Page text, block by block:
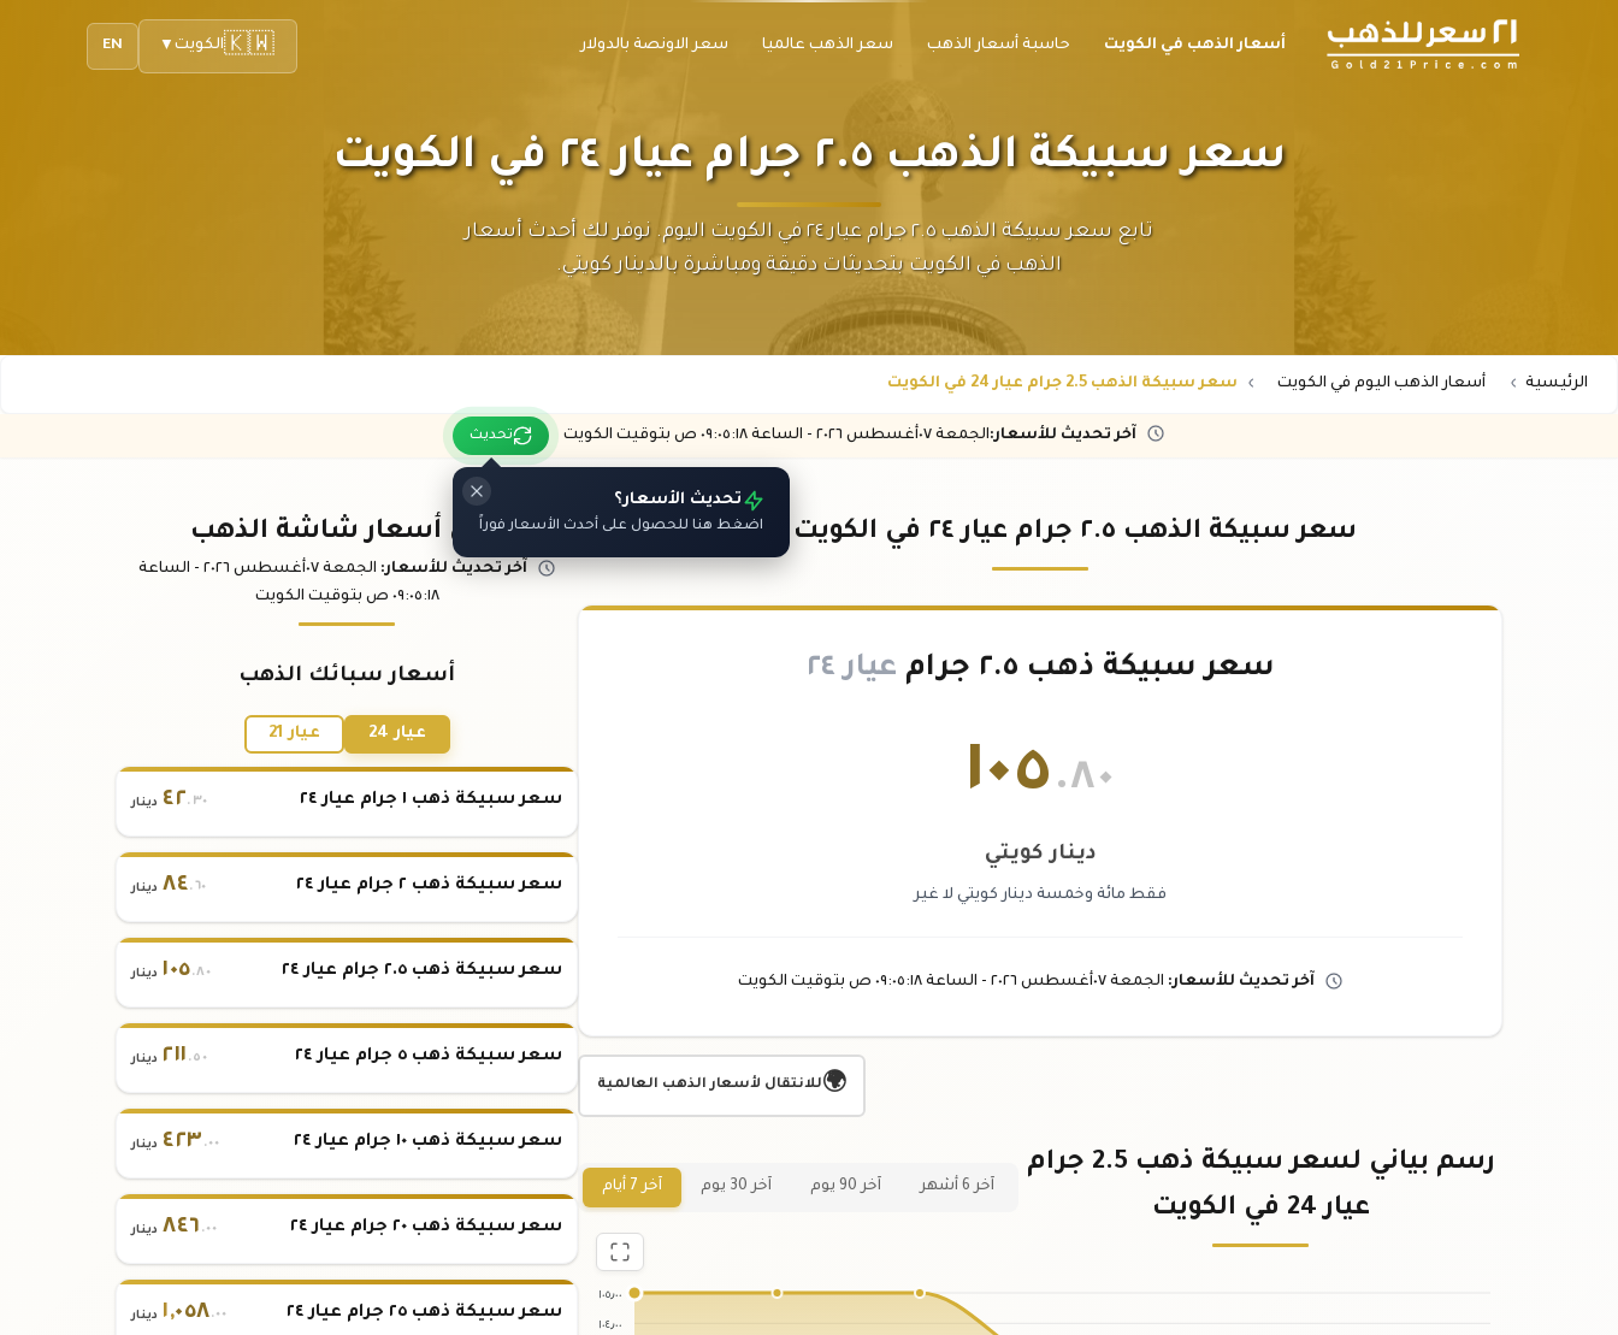
أسعار الذهب في الكويت حاسبة أسعار الذهب سعر الذهب عالميا سعر الاونصة بالدولار EN 🇰🇼الكويت ▼
سعر سبيكة الذهب ٢.٥ جرام عيار ٢٤ في الكويت
تابع سعر سبيكة الذهب ٢.٥ جرام عيار ٢٤ في الكويت اليوم. نوفر لك أحدث أسعار
الذهب في الكويت بتحديثات دقيقة ومباشرة بالدينار كويتي.
الرئيسية أسعار الذهب اليوم في الكويت سعر سبيكة الذهب 2.5 جرام عيار 24 في الكويت
آخر تحديث للأسعار:الجمعة ٠٧ أغسطس ٢٠٢٦ - الساعة :١٨ ص بتوقيت الكويت تحديث
تحديث الأسعار؟
اضغط هنا للحصول على أحدث الأسعار فوراً سعر سبيكة الذهب ٢.٥ جرام عيار ٢٤ في الكويت اليوم
سعر سبيكة ذهب ٢.٥ جرام عيار ٢٤
١٠٥ .٨٠
دينار كويتي
فقط مائة وخمسة دينار كويتي لا غير
آخر تحديث للأسعار: الجمعة ٠٧ أغسطس ٢٠٢٦ - الساعة ٠٩:٠٥:١٨ ص بتوقيت الكويت
🌍للانتقال لأسعار الذهب العالمية
رسم بياني لسعر سبيكة ذهب 2.5 جرام
عيار 24 في الكويت
آخر 6 أشهر آخر 90 يوم آخر 30 يوم آخر 7 أيام
١٠٥٫٠٠
١٠٤٫٠٠
باقي أسعار شاشة الذهب
آخر تحديث للأسعار: الجمعة ٠٧ أغسطس ٢٠٢٦ -
الساعة
٠٩:٠٥:١٨ ص بتوقيت الكويت
أسعار سبائك الذهب
عيار 24 عيار 21
سعر سبيكة ذهب ١ جرام عيار ٢٤ ٤٢.٣٠ دينار
سعر سبيكة ذهب ٢ جرام عيار ٢٤ ٨٤.٦٠ دينار
سعر سبيكة ذهب ٢.٥ جرام عيار ٢٤ ١٠٥.٨٠ دينار
سعر سبيكة ذهب ٥ جرام عيار ٢٤ ٢١١ .٥٠ دينار
سعر سبيكة ذهب ١٠ جرام عيار ٢٤ ٤٢٣ .٠٠ دينار
سعر سبيكة ذهب ٢٠ جرام عيار ٢٤ ٨٤٦ .٠٠ دينار
سعر سبيكة ذهب ٢٥ جرام عيار ٢٤ ١,٠٥٨.٠٠ دينار